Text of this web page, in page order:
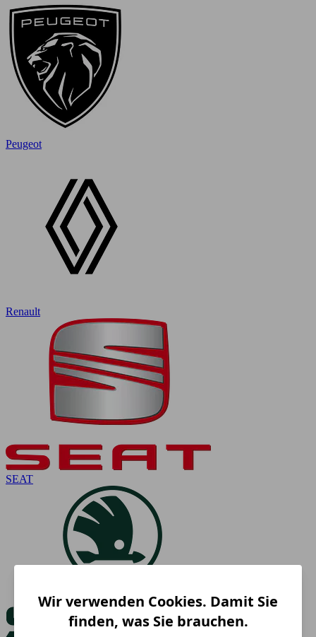
Peugeot
Renault
SEAT
Wir verwenden Cookies. Damit Sie
finden, was Sie brauchen.